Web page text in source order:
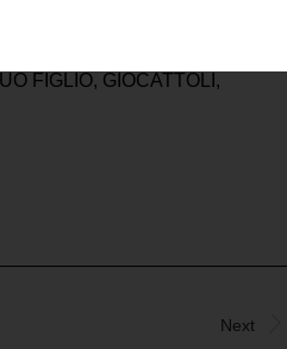
FIGLIO, GIOCATTOLI,
Next